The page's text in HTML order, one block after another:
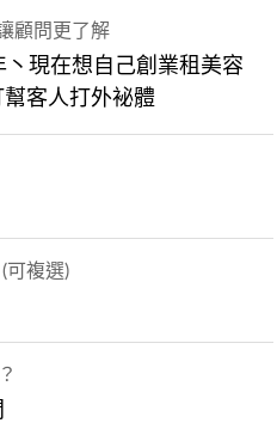
顧問更了解
現在想自己創業租美容
客人打外袐體
可複選)